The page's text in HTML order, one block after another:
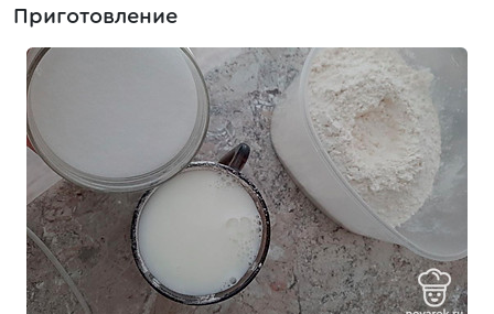
Приготовление